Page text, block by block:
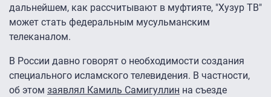
дальнейшем, как рассчитывают в муфтияте, "Хузур ТВ"
может стать федеральным мусульманским
телеканалом.
В России давно говорят о необходимости создания
специального исламского телевидения. В частности,
об этом заявлял Камиль Самигуллин на съезде